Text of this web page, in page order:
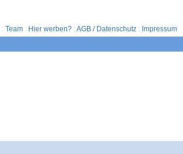
: Team : Hier werben? :AGB / Datenschutz : Impressum